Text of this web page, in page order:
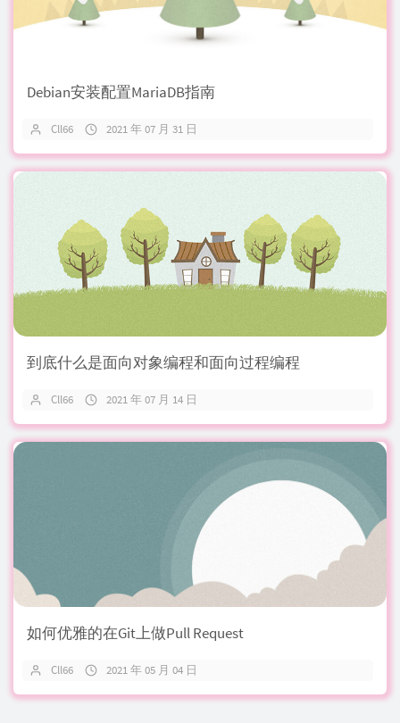
Debian安装配置MariaDB指南
Cll66 2021 年 07 月 31 日
到底什么是面向对象编程和面向过程编程
Cll66 2021 年 07 月 14 日
如何优雅的在Git上做Pull Request
Cll66 2021 年 05 月 04 日